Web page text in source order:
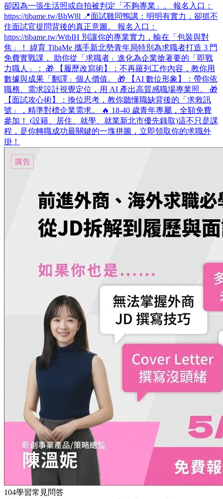
卻因為一張生活照或自拍被判定「不夠專業」。 報名入口：
https://tibame.tw/BhW8l 📍面試雞同鴨講：明明有實力，卻抓不
住面試官提問背後的真正意圖。 報名入口：
https://tibame.tw/WtbIH 別讓你的專業實力，輸在「包裝與對
焦」！ 緯育 TibaMe 攜手新北勢青年局特別為求職者打造 3 門
免費實戰課， 助你從「求職者」進化為企業搶著要的「即戰
力職人」： 🎁 【履歷改寫術】：不再羅列工作內容，教你用
數據與成果「翻譯」個人價值。 🎁 【AI 數位形象】：帶你依
職務、需求設計視覺定位，用 AI 產出高質感職場專業照。 🎁
【面試攻心術】：換位思考，教你聽懂職缺背後的「求救訊
號」，精準對標企業需求。 🔥 18-40 歲青年專屬，全額免費
參加！ (設籍、居住、就學、就業新北市優先錄取)​ 這不只是課
程，是你轉職成功最關鍵的一塊拼圖，立即領取你的求職外
掛！
104學習常見問答